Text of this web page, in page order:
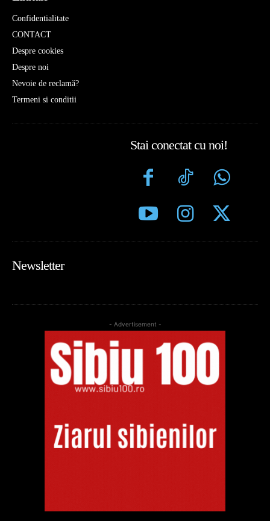
Confidentialitate
CONTACT
Despre cookies
Despre noi
Nevoie de reclamă?
Termeni si conditii
Stai conectat cu noi!
Newsletter
- Advertisement -